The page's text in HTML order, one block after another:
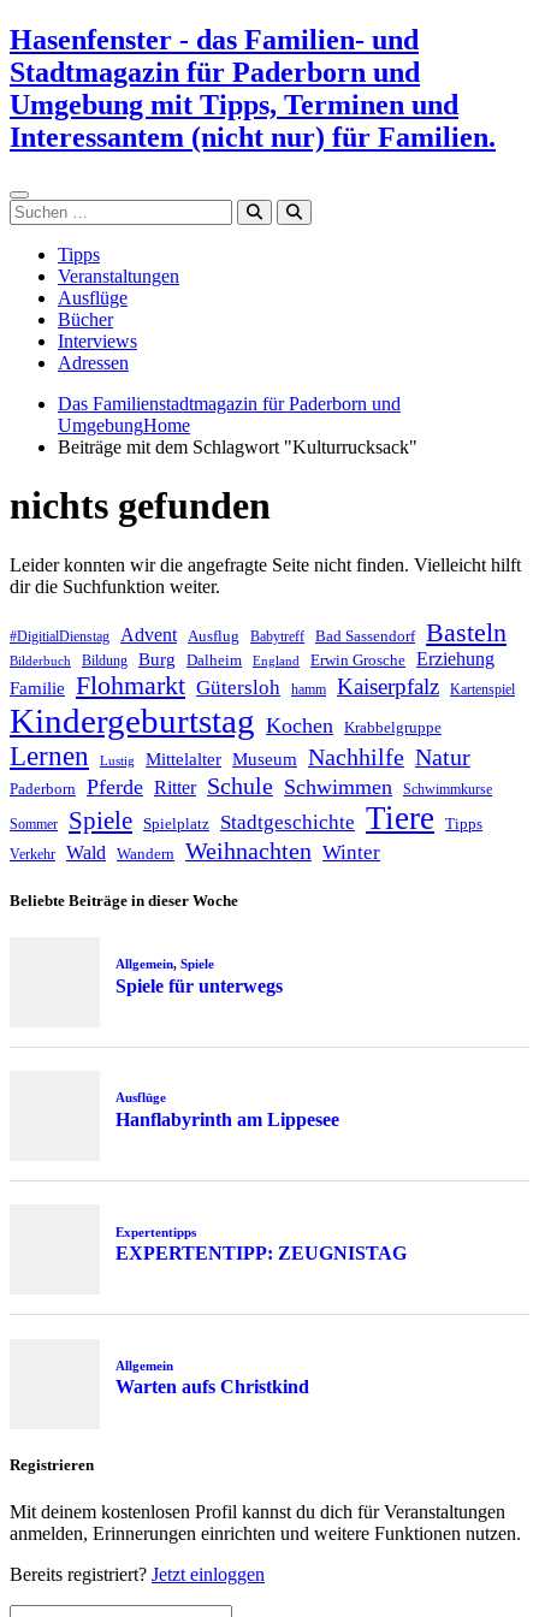
Zum
Inhalt
springen
Hasenfenster - das Familien- und
Stadtmagazin für Paderborn und
Umgebung mit Tipps, Terminen und
Interessantem (nicht nur) für Familien.
Suchen
Tipps
Veranstaltungen
Ausflüge
Bücher
Interviews
Adressen
Das Familienstadtmagazin für Paderborn und
UmgebungHome
Beiträge mit dem Schlagwort "Kulturrucksack"
nichts gefunden
Leider konnten wir die angefragte Seite nicht finden. Vielleicht hilft
dir die Suchfunktion weiter.
#DigitialDienstag Advent Ausflug Babytreff Bad Sassendorf Basteln
Bilderbuch Bildung Burg Dalheim England Erwin Grosche Erziehung
Familie Flohmarkt Gütersloh hamm Kaiserpfalz Kartenspiel
Kindergeburtstag Kochen Krabbelgruppe
Lernen Lustig Mittelalter Museum Nachhilfe Natur
Paderborn Pferde Ritter Schule Schwimmen Schwimmkurse
Sommer Spiele Spielplatz Stadtgeschichte Tiere Tipps
Verkehr Wald Wandern Weihnachten Winter
Beliebte Beiträge in dieser Woche
Allgemein, Spiele
Spiele für unterwegs
Ausflüge
Hanflabyrinth am Lippesee
Expertentipps
EXPERTENTIPP: ZEUGNISTAG
Allgemein
Warten aufs Christkind
Registrieren
Mit deinem kostenlosen Profil kannst du dich für Veranstaltungen
anmelden, Erinnerungen einrichten und weitere Funktionen nutzen.
Bereits registriert? Jetzt einloggen